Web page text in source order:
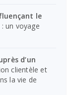
le
un voyage
d’un
clientèle et
la vie de